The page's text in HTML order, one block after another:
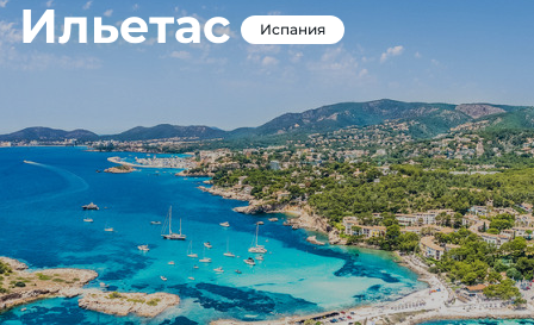
Ильетас Испания